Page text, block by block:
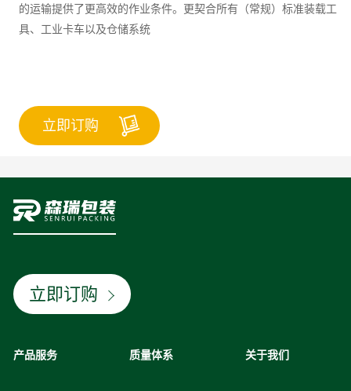
的运输提供了更高效的作业条件。更契合所有（常规）标准装载工
具、工业卡车以及仓储系统
立即订购
立即订购
产品服务 质量体系 关于我们